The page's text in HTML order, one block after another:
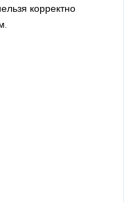
корректно